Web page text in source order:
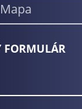
Mapa
FORMULÁR